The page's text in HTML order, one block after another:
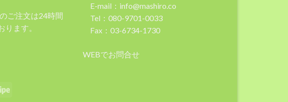
ご注文は24時間
ります。
E-mail：info@mashiro.co
Tel：080-9701-0033
Fax：03-6734-1730
WEBでお問合せ